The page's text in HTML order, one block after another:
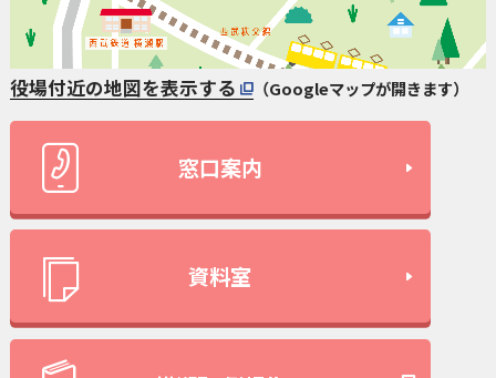
役場付近の地図を表示する （Googleマップが開きます）
窓口案内
資料室